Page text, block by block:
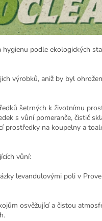
podle ekologických
výrobků, aniž by byl
šetrných k životnímu
s vůní pomeranče, čistič
prostředky na koupelny a
vůní:
levandulovými poli v
osvěžující a čistou